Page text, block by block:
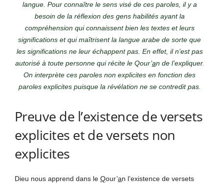
langue. Pour connaître le sens visé de ces paroles, il y a
besoin de la réflexion des gens habilités ayant la
compréhension qui connaissent bien les textes et leurs
significations et qui maîtrisent la langue arabe de sorte que
les significations ne leur échappent pas. En effet, il n’est pas
autorisé à toute personne qui récite le Qour’an de l’expliquer.
On interprète ces paroles non explicites en fonction des
paroles explicites puisque la révélation ne se contredit pas.
Preuve de l’existence de versets
explicites et de versets non
explicites
Dieu nous apprend dans le Qour’an l’existence de versets